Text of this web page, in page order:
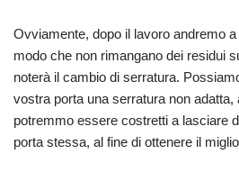
Ovviamente, dopo il lavoro andremo
modo che non rimangano dei residui
noterà il cambio di serratura.
vostra porta una serratura non
potremmo essere costretti a lasciare
porta stessa, al fine di ottenere il